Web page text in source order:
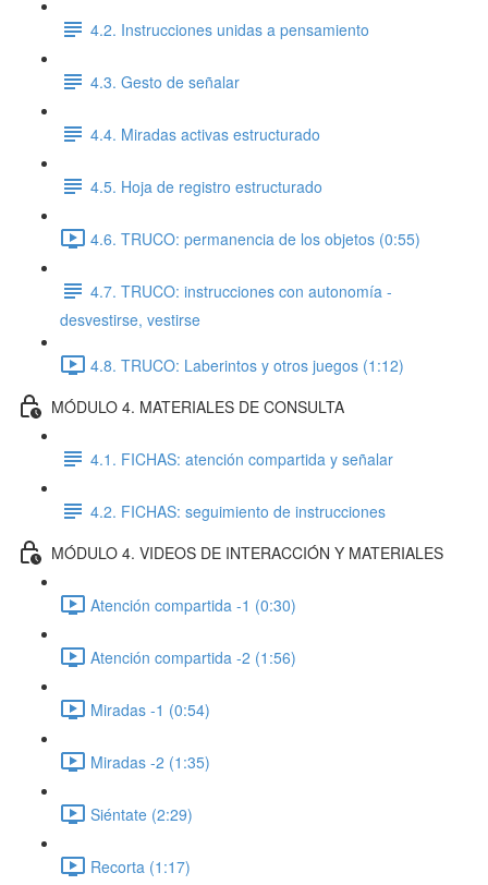
4.2. Instrucciones unidas a pensamiento
4.3. Gesto de señalar
4.4. Miradas activas estructurado
4.5. Hoja de registro estructurado
4.6. TRUCO: permanencia de los objetos (0:55)
4.7. TRUCO: instrucciones con autonomía -
desvestirse, vestirse
4.8. TRUCO: Laberintos y otros juegos (1:12)
MÓDULO 4. MATERIALES DE CONSULTA
4.1. FICHAS: atención compartida y señalar
4.2. FICHAS: seguimiento de instrucciones
MÓDULO 4. VIDEOS DE INTERACCIÓN Y MATERIALES
Atención compartida -1 (0:30)
Atención compartida -2 (1:56)
Miradas -1 (0:54)
Miradas -2 (1:35)
Siéntate (2:29)
Recorta (1:17)